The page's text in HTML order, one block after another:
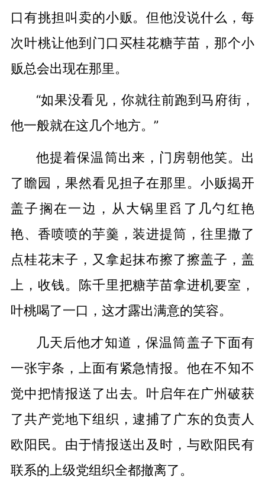
口有挑担叫卖的小贩。但他没说什么，每
次叶桃让他到门口买桂花糖芋苗，那个小
贩总会出现在那里。
“如果没看见，你就往前跑到马府街，
他一般就在这几个地方。”
他提着保温筒出来，门房朝他笑。出
了瞻园，果然看见担子在那里。小贩揭开
盖子搁在一边，从大锅里舀了几勺红艳
艳、香喷喷的芋羹，装进提筒，往里撒了
点桂花末子，又拿起抹布擦了擦盖子，盖
上，收钱。陈千里把糖芋苗拿进机要室，
叶桃喝了一口，这才露出满意的笑容。
几天后他才知道，保温筒盖子下面有
一张宇条，上面有紧急情报。他在不知不
觉中把情报送了出去。叶启年在广州破获
了共产党地下组织，逮捕了广东的负责人
欧阳民。由于情报送出及时，与欧阳民有
联系的上级党组织全都撤离了。